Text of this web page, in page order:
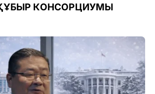
КОНСОРЦИУМЫ